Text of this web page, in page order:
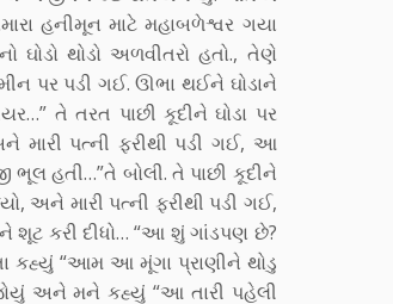
હનીમૂન માટે મહાબળેશ્વર ગયા
ઘોડો થોડો અળવીતરો હતો., તેણે
પર પડી ગઈ. ઊભા થઈને ઘોડાને
તે તરત પાછી કૂદીને ઘોડા પર
મારી પત્ની ફરીથી પડી ગઈ, આ
હતી…”તે બોલી. તે પાછી કૂદીને
અને મારી પત્ની ફરીથી પડી ગઈ,
શૂટ કરી દીધો… “આ શું ગાંડપણ છે?
કહ્યું “આમ આ મૂંગા પ્રાણીને થોડુ
અને મને કહ્યું “આ તારી પહેલી